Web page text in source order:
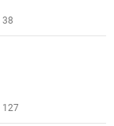
38
127